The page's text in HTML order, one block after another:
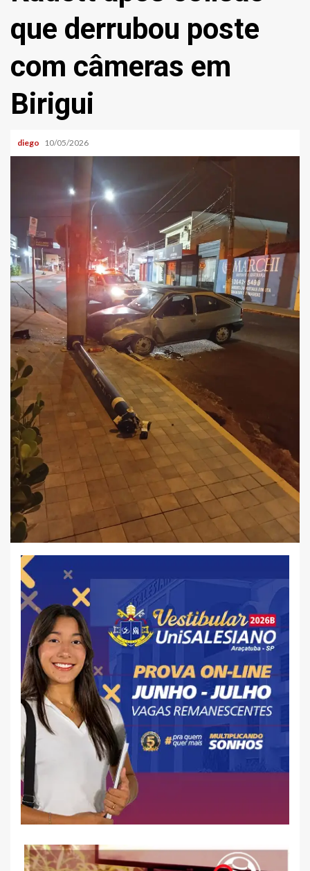
que derrubou poste
com câmeras em
Birigui
diego 10/05/2026